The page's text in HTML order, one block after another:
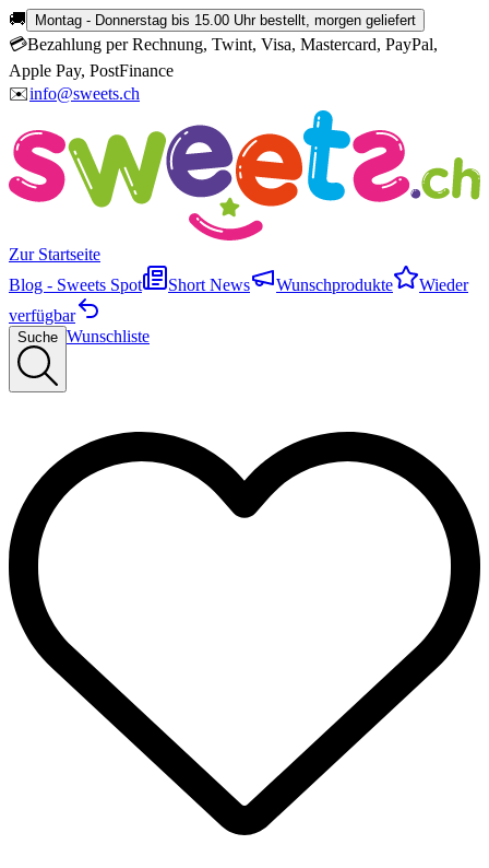
🚚 Montag - Donnerstag bis 15.00 Uhr bestellt, morgen geliefert
💳Bezahlung per Rechnung, Twint, Visa, Mastercard, PayPal,
Apple Pay, PostFinance
✉️info@sweets.ch
Zur Startseite
Blog - Sweets Spot
Short News Wunschprodukte
Wieder
verfügbar
Suche Wunschliste